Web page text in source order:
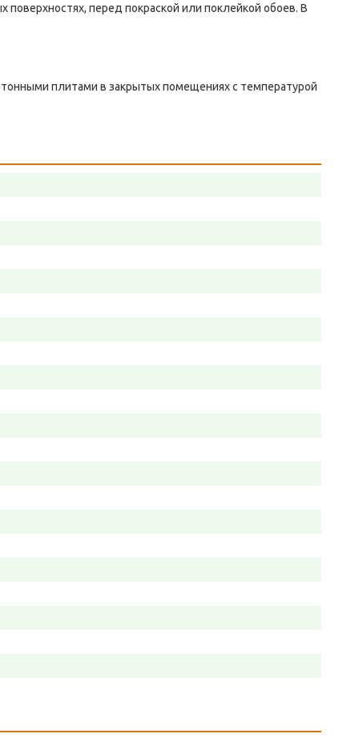
перед покраской или поклейкой обоев. В
плитами в закрытых помещениях с температурой